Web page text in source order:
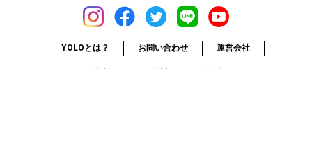
YOLOとは？ お問い合わせ 運営会社